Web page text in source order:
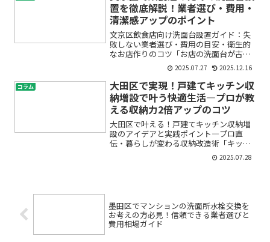
かるのか不安…」「墨田区で...
置を徹底解説！業者選び・費用・
清潔感アップのポイント
文京区飲食店向け洗面台設置ガイド：失
敗しない業者選び・費用の目安・衛生的
なお店作りのコツ「お店の洗面台が古く
てお客様に悪い印象を与えていないか心
配」「衛生面をもっと強化したいけど、
どこに相談すればいいのかわからない」
「洗面台設置の費用や流れ...
2025.07.27 2025.12.16
コラム
大田区で実現！戸建てキッチン収
納増設で叶う快適生活―プロが教
える収納力2倍アップのコツ
大田区で叶える！戸建てキッチン収納増
設のアイデアと実践ポイント―プロ直
伝・暮らしが変わる収納改造術「キッチ
ンがモノであふれて使いづらい」「家族
が増えて収納が足りない」「リフォーム
2025.07.28
墨田区でマンションの洗面所水栓交換を
お考えの方必見！信頼できる業者選びと
費用相場ガイド